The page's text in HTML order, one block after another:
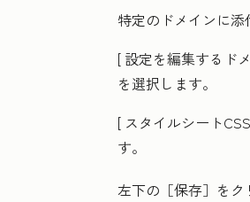
特定のドメインに添
[ 設定を編集するド
を選択します。
[ スタイルシート
す。
左下の［保存］ をク